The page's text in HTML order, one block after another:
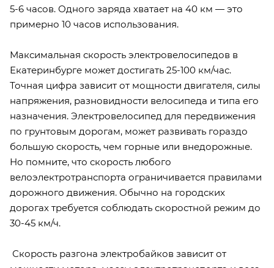
5-6 часов. Одного заряда хватает на 40 км — это
примерно 10 часов использования.
Максимальная скорость электровелосипедов в
Екатеринбурге может достигать 25-100 км/час.
Точная цифра зависит от мощности двигателя, силы
напряжения, разновидности велосипеда и типа его
назначения. Электровелосипед для передвижения
по грунтовым дорогам, может развивать гораздо
большую скорость, чем горные или внедорожные.
Но помните, что скорость любого
велоэлектротранспорта ограничивается правилами
дорожного движения. Обычно на городских
дорогах требуется соблюдать скоростной режим до
30-45 км/ч.
Скорость разгона электробайков зависит от